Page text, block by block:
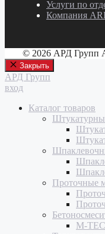
Услуги по
Компания
© 2026 АРД Групп
Закрыть
АРД Групп
вход
Каталог товаров
Проточные
M-TEC